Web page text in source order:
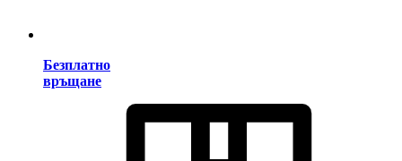
Безплатно
връщане